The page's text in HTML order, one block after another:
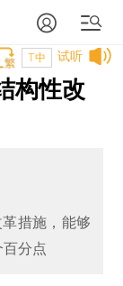
试听
T中
构性改
措施，能够
分点